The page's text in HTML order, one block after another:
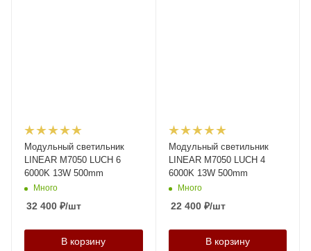
Модульный светильник
LINEAR M7050 LUCH 6
6000K 13W 500mm
Много
32 400 ₽/шт
В корзину
Модульный светильник
LINEAR M7050 LUCH 4
6000K 13W 500mm
Много
22 400₽/шт
В корзину